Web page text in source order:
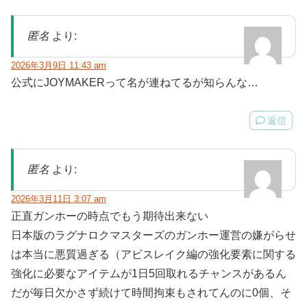
匿名 より:
2026年3月9日 11:43 am
公式にJOYMAKERって名が連ねてるが知らんな…
返信
匿名 より:
2026年3月11日 3:07 am
正直ガンホーの時点でもう期待出来ない
日本版のラグナロクマスターズのガンホー運営の嫌がらせ
は本当に悪質過ぎる（アビスレイク編の強化要素に関する
強化に必要なアイテムが1日5回取れるチャンスがあるん
だが毎日欠かさず続けて時間拘束もされてんのに0個、そ